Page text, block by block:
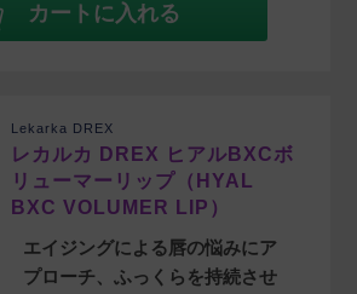
カートに入れる
Lekarka DREX
レカルカ DREX ヒアルBXCボ
リューマーリップ（HYAL
BXC VOLUMER LIP）
エイジングによる唇の悩みにア
プローチ、ふっくらを持続させ